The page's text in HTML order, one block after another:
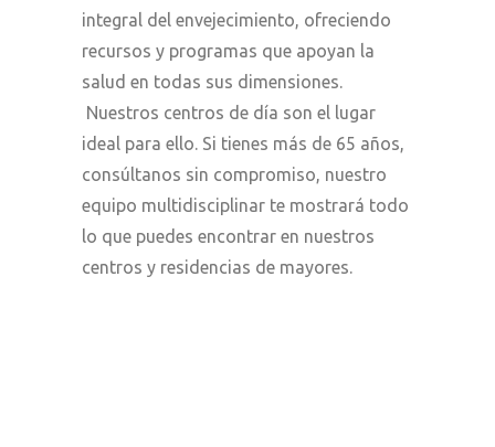
integral del envejecimiento, ofreciendo
recursos y programas que apoyan la
salud en todas sus dimensiones.
Nuestros centros de día son el lugar
ideal para ello. Si tienes más de 65 años,
consúltanos sin compromiso, nuestro
equipo multidisciplinar te mostrará todo
lo que puedes encontrar en nuestros
centros y residencias de mayores.